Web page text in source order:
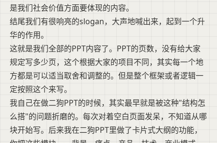
是我们社会价值方面要体现的内容。
结尾我们有很响亮的slogan，大声地喊出来，起到一个升
华的作用。
这就是我们全部的PPT内容了。PPT的页数，没有给大家
规定写多少页，这个根据大家的项目不同，其实每一个地
方都是可以适当取舍和调整的。但是整个框架或者逻辑一
定按照这个来写。
我自己在做二狗PPT的时候，其实最早就是被这种"结构怎
么搭"的问题折磨的。每次对着空白页面发呆，不知道从哪
块开始写。后来我在二狗PPT里做了卡片式大纲的功能，